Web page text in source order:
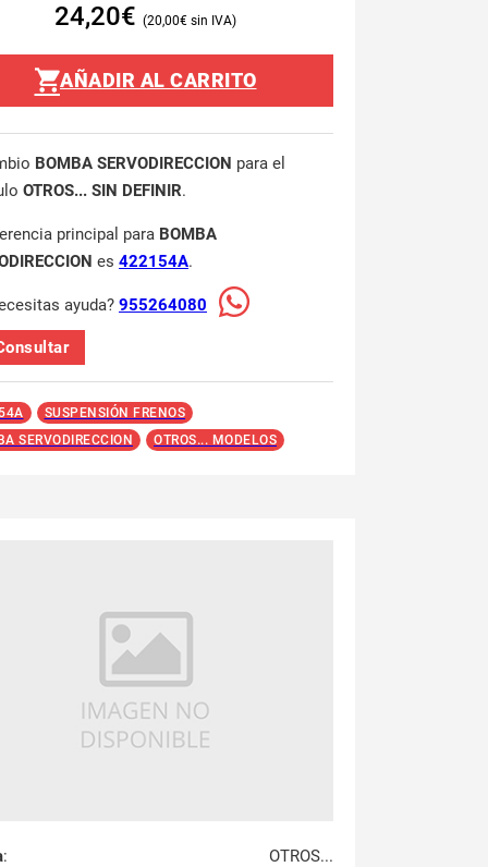
24,20€ 20,00€
AÑADIR AL CARRITO
BOMBA SERVODIRECCION para el
OTROS... SIN DEFINIR.
principal para BOMBA
es 422154A.
ayuda? 955264080
SUSPENSIÓN FRENOS
SERVODIRECCION
OTROS... MODELOS
:
OTROS...